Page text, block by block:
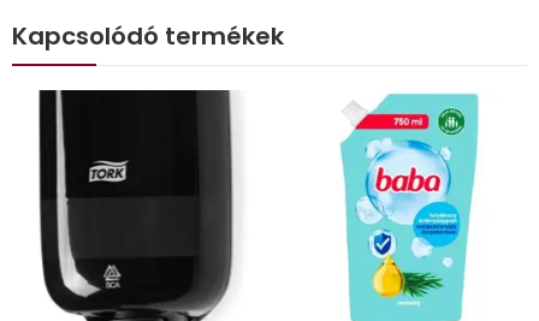
Kapcsolódó termékek